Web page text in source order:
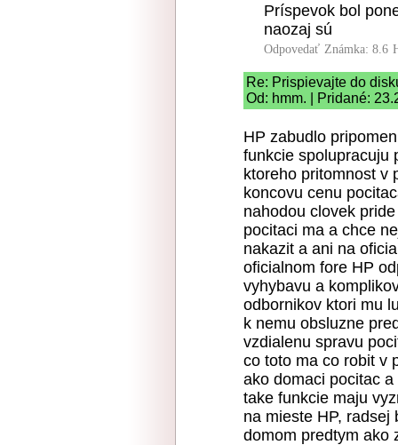
Príspevok bol
naozaj sú
Odpovedať Známka: 8.6
Re: Prispievajte do
Od: hmm. | Pridané:
HP zabudlo
funkcie spolupracuju
ktoreho pritomnost v
koncovu cenu
nahodou clovek
pocitaci ma a chce
nakazit a ani na
oficialnom fore HP
vyhybavu a
odbornikov ktori mu
k nemu obsluzne
vzdialenu spravu
co toto ma co robit v
ako domaci pocitac
take funkcie maju
na mieste HP,
domom predtym ako